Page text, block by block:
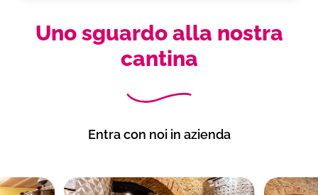
Uno sguardo alla nostra
cantina
Entra con noi in azienda